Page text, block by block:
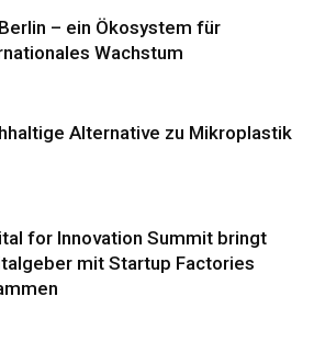
– ein Ökosystem für
Wachstum
­Alternative zu Mikroplastik
for Innovation Summit bringt
mit Startup Factories